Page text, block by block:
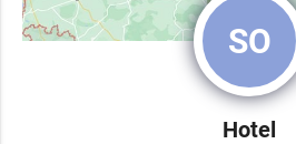
SO
Hotel